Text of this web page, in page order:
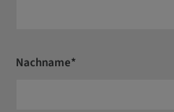
Nachname*